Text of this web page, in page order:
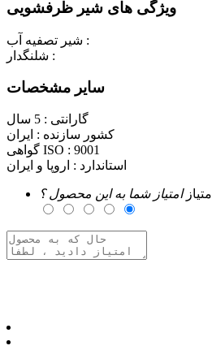
ویژگی های شیر ظرفشویی
شیر تصفیه آب :
شلنگدار :
سایر مشخصات
گارانتی : 5 سال
کشور سازنده : ایران
گواهی ISO : 9001
استاندارد : اروپا و ایران
امتیازامتیاز شما به این محصول ؟